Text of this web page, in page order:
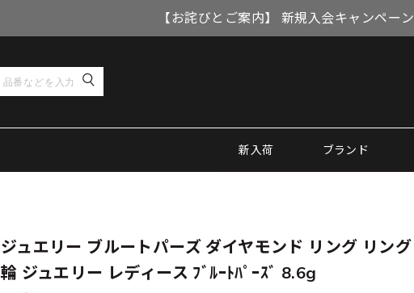
【お詫びとご案内】 新規入会キャンペ
新入荷 ブランド
ジュエリー ブルートパーズ ダイヤモンド リング リン
輪 ジュエリー レディース ﾌﾞﾙｰﾄﾊﾟｰｽﾞ 8.6g